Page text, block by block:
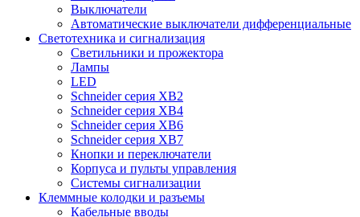
Выключатели
Автоматические выключатели дифференциальные
Светотехника и сигнализация
Светильники и прожектора
Лампы
LED
Schneider серия XB2
Schneider серия XB4
Schneider серия XB6
Schneider серия XB7
Кнопки и переключатели
Корпуса и пульты управления
Системы сигнализации
Клеммные колодки и разъемы
Кабельные вводы